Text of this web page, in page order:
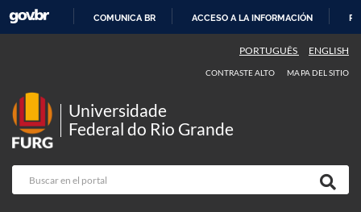
CONTENIDO
COMUNICA BR ACCESO A LA INFORMACIÓN
PORTUGUÊS ENGLISH
CONTRASTE ALTO MAPA DEL SITIO
Universidade
Federal do Rio Grande